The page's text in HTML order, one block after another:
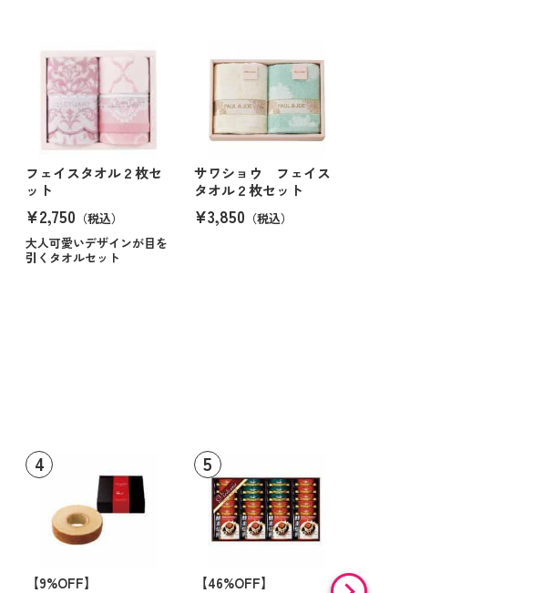
フェイスタオル２枚セ
ット
¥2,750 （税込）
大人可愛いデザインが目を
引くタオルセット
サワショウ フェイス
タオル２枚セット
¥3,850 （税込）
【9%OFF】
【46%OFF】
【9%OFF】